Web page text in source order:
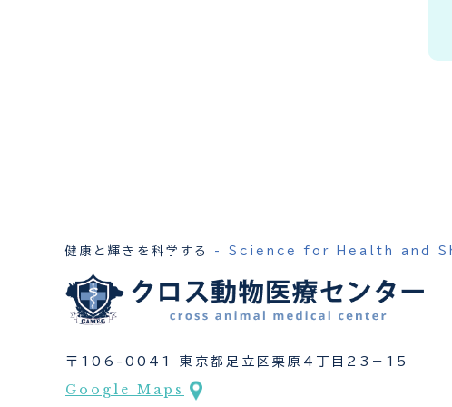
健康と輝きを科学する - Science for Health and
〒106-0041 東京都足立区栗原4丁目23−15
Google Maps